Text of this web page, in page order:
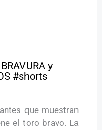
y
#shorts
que muestran
el toro bravo. La